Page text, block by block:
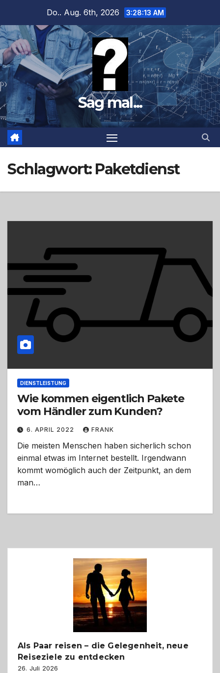
springen
Do.. Aug. 6th, 2026 3:28:14 AM
Sag mal...
Schlagwort: Paketdienst
DIENSTLEISTUNG
Wie kommen eigentlich Pakete
vom Händler zum Kunden?
6. APRIL 2022 FRANK
Die meisten Menschen haben sicherlich schon
einmal etwas im Internet bestellt. Irgendwann
kommt womöglich auch der Zeitpunkt, an dem
man…
Als Paar reisen – die Gelegenheit, neue
Reiseziele zu entdecken
26. Juli 2026